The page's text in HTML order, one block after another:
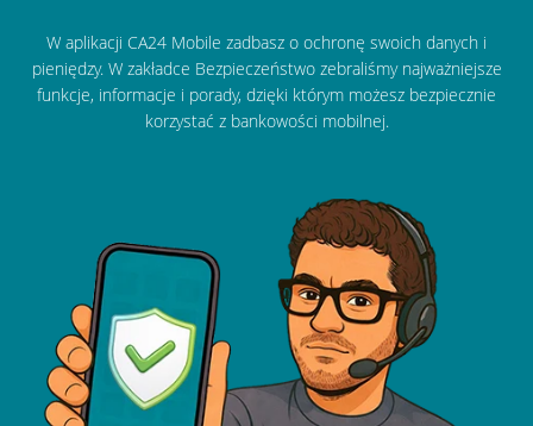
W aplikacji CA24 Mobile zadbasz o ochronę swoich danych i
pieniędzy. W zakładce Bezpieczeństwo zebraliśmy najważniejsze
funkcje, informacje i porady, dzięki którym możesz bezpiecznie
korzystać z bankowości mobilnej.